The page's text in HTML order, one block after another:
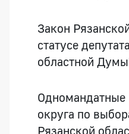
Закон
статусе
областной
Одномандатные
округа по
Рязанской